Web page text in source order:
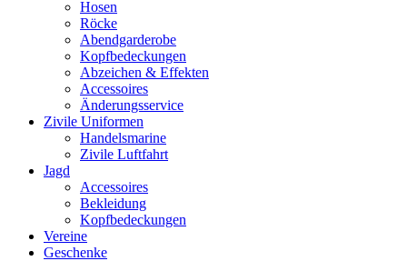
Hosen
Röcke
Abendgarderobe
Kopfbedeckungen
Abzeichen & Effekten
Accessoires
Änderungsservice
Zivile Uniformen
Handelsmarine
Zivile Luftfahrt
Jagd
Accessoires
Bekleidung
Kopfbedeckungen
Vereine
Geschenke